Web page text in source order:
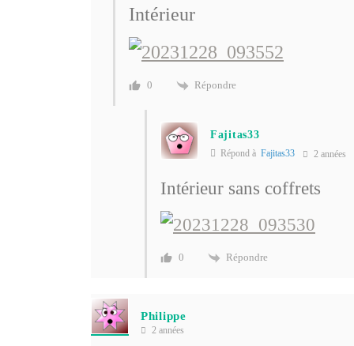
Intérieur
0 Répondre
Fajitas33
Répond à Fajitas33 2 années
Intérieur sans coffrets
0 Répondre
Philippe
2 années